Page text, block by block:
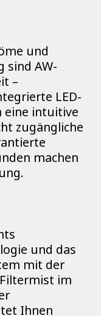
und
sind AW-
–
LED-
eine intuitive
zugängliche
machen
und das
mit der
im
Ihnen